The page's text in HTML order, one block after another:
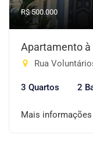
R$ 500.000
Apartamento à
Rua
3 Quartos 2
Mais informações